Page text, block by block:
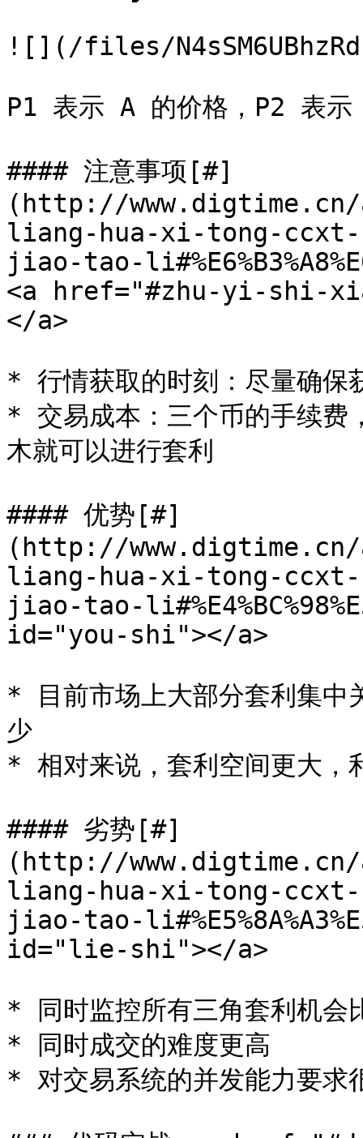
![](/files/
P1 表示 A 的价格，P2 表
#### 注意事项[#]
(http://
liang-hua-xi-tong-
jiao-tao-
<a href="#zhu-yi-shi-
</a>
* 行情获取的时刻：尽量确保
* 交易成本：三个币的手续费
木就可以进行套利
#### 优势[#]
(http://
liang-hua-xi-tong-
jiao-tao-
id="you-shi"></a>
* 目前市场上大部分套利集中
少
* 相对来说，套利空间更大，
#### 劣势[#]
(http://
liang-hua-xi-tong-
jiao-tao-
id="lie-shi"></a>
* 同时监控所有三角套利机会
* 同时成交的难度更高
* 对交易系统的并发能力要求